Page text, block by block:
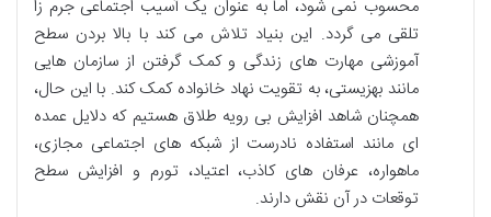
محسوب نمی شود، اما به عنوان یک آسیب اجتماعی جرم زا
تلقی می گردد. این بنیاد تلاش می کند با بالا بردن سطح
آموزشی مهارت های زندگی و کمک گرفتن از سازمان هایی
مانند بهزیستی، به تقویت نهاد خانواده کمک کند. با این حال،
همچنان شاهد افزایش بی رویه طلاق هستیم که دلایل عمده
ای مانند استفاده نادرست از شبکه های اجتماعی مجازی،
ماهواره، عرفان های کاذب، اعتیاد، تورم و افزایش سطح
توقعات در آن نقش دارند.